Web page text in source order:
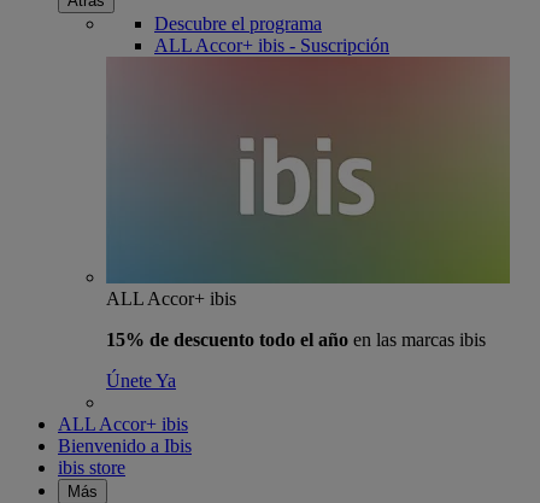
Descubre el programa
ALL Accor+ ibis - Suscripción
ALL Accor+ ibis
15% de descuento todo el año en las marcas ibis
Únete Ya
ALL Accor+ ibis
Bienvenido a Ibis
ibis store
Más